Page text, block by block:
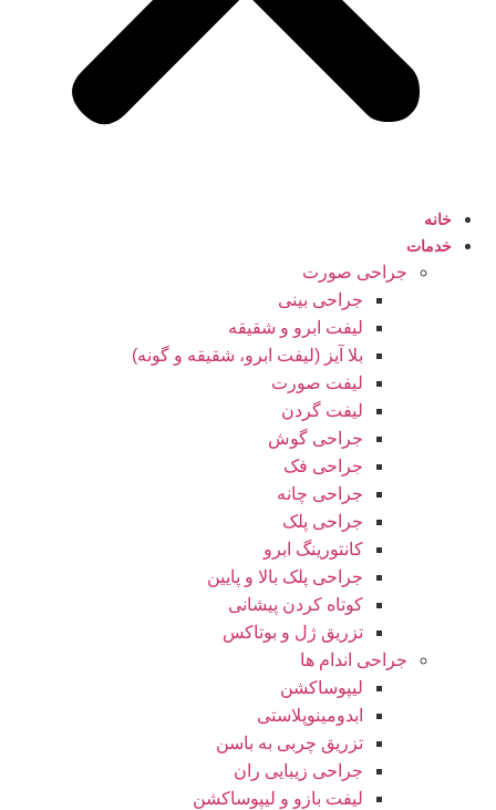
خانه
خدمات
جراحی صورت
جراحی بینی
لیفت ابرو و شقیقه
بلا آیز (لیفت ابرو، شقیقه و گونه)
لیفت صورت
لیفت گردن
جراحی گوش
جراحی فک
جراحی چانه
جراحی پلک
کانتورینگ ابرو
جراحی پلک بالا و پایین
کوتاه کردن پیشانی
تزریق ژل و بوتاکس
جراحی اندام ها
لیپوساکشن
ابدومینوپلاستی
تزریق چربی به باسن
جراحی زیبایی ران
لیفت بازو و لیپوساکشن